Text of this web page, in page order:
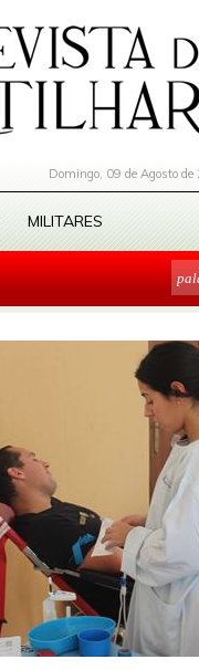
Domingo, 09 de Agosto de
MILITARES